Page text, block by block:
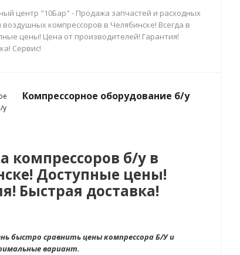
центр "10Бар" - Продажа запчастей и расходных
компрессоров в Челябинске! Всегда в
цены! Цена от производителей! Гарантия!
Сервис!
Компрессорное оборудование б/у
компрессоров б/у в
Доступные цены!
Быстрая доставка!
быстро сравнить цены компрессора Б/У и
вариант.